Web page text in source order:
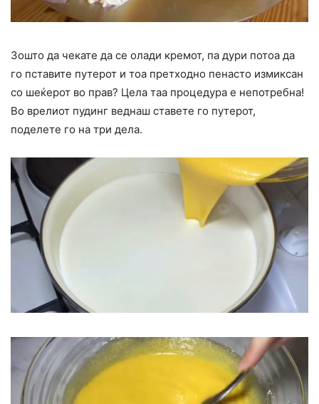
Зошто да чекате да се олади кремот, па дури потоа да
го пставите путерот и тоа претходно пенасто измиксан
со шеќерот во прав? Цела таа процедура е непотребна!
Во врелиот пудинг веднаш ставете го путерот,
поделете го на три дела.